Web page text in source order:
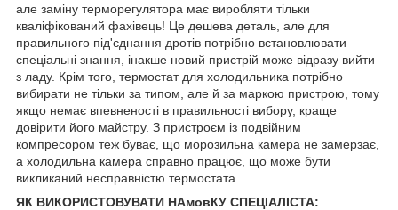
але заміну терморегулятора має виробляти тільки
кваліфікований фахівець! Це дешева деталь, але для
правильного під'єднання дротів потрібно встановлювати
спеціальні знання, інакше новий пристрій може відразу вийти
з ладу. Крім того, термостат для холодильника потрібно
вибирати не тільки за типом, але й за маркою пристрою, тому
якщо немає впевненості в правильності вибору, краще
довірити його майстру. З пристроєм із подвійним
компресором теж буває, що морозильна камера не замерзає,
а холодильна камера справно працює, що може бути
викликаний несправністю термостата.
ЯК ВИКОРИСТОВУВАТИ НАмовКУ СПЕЦІАЛІСТА: